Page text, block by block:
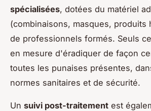
spécialisées, dotées du matériel
(combinaisons, masques, produits
de professionnels formés. Seuls
en mesure d'éradiquer de façon
toutes les punaises présentes,
normes sanitaires et de sécurité.
Un suivi post-traitement est